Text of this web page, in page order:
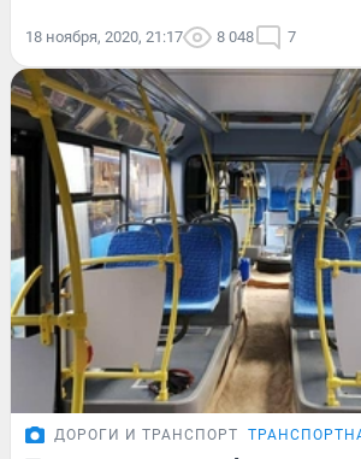
18 ноября, 2020, 21:17 8 048 7
ДОРОГИ И ТРАНСПОРТ